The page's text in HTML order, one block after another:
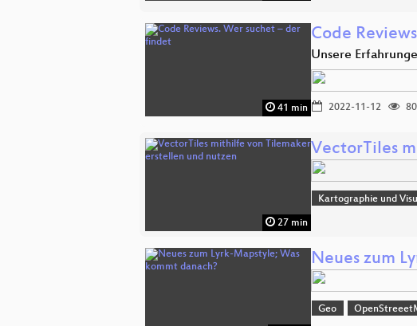
41 min
Code
Unsere
2022-11-12 80
27 min
VectorTiles
Kartographie und
Neues zum
Geo